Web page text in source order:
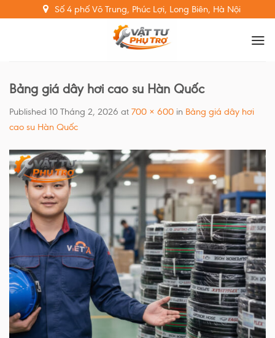
to
Số 4 phố Võ Trung, Phúc Lợi, Long Biên, Hà Nội
Bảng giá dây hơi cao su Hàn Quốc
Published 10 Tháng 2, 2026 at 700 × 600 in Bảng giá dây hơi
cao su Hàn Quốc